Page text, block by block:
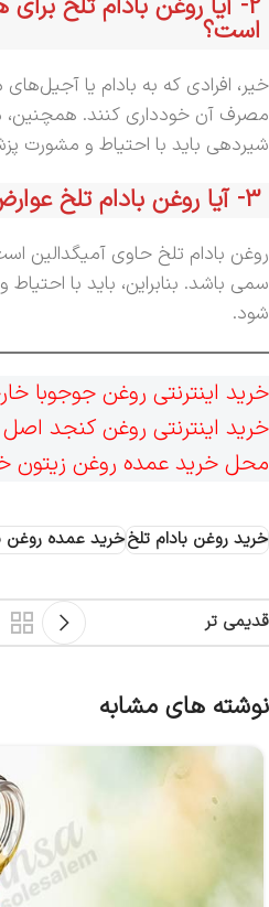
2- آیا روغن بادام تلخ
است؟
خیر، افرادی که به بادام یا
مصرف آن خودداری کنند. همچنین،
شیردهی باید با احتیاط و مشورت
3- آیا روغن بادام تلخ
روغن بادام تلخ حاوی آمیگدالین
سمی باشد. بنابراین، باید با
شود.
خرید اینترنتی روغن جوجوبا خارجی
خرید اینترنتی روغن کنجد اصل 1 لیتری
محل خرید عمده روغن زیتون خالص
خرید روغن بادام تلخخرید عمده روغن
قدیمی تر
نوشته های مشابه